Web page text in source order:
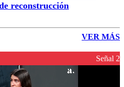
reconstrucción
VER MÁS
Señal 2